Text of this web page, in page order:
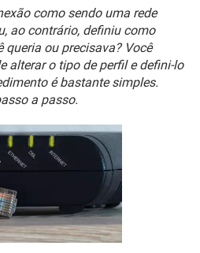
EXCEL
GMAIL
FACEBOOK
EXCEL
GMAIL
como sendo uma rede
ao contrário, definiu como
queria ou precisava? Você
alterar o tipo de perfil e defini-lo
é bastante simples.
a passo.